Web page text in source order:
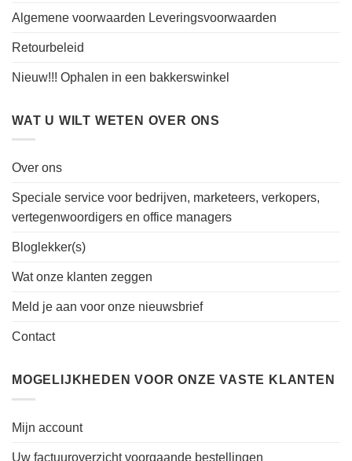
Algemene voorwaarden Leveringsvoorwaarden
Retourbeleid
Nieuw!!! Ophalen in een bakkerswinkel
WAT U WILT WETEN OVER ONS
Over ons
Speciale service voor bedrijven, marketeers, verkopers,
vertegenwoordigers en office managers
Bloglekker(s)
Wat onze klanten zeggen
Meld je aan voor onze nieuwsbrief
Contact
MOGELIJKHEDEN VOOR ONZE VASTE KLANTEN
Mijn account
Uw factuuroverzicht voorgaande bestellingen